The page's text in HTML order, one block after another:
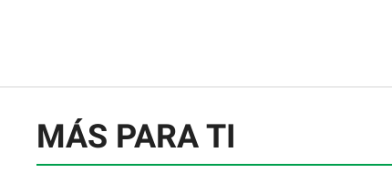
MÁS PARA TI